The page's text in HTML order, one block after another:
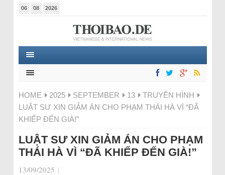
06 08 2026
HOME 2025 SEPTEMBER 13
TRUYỀN HÌNH
LUẬT SƯ XIN GIẢM ÁN CHO PHẠM THÁI HÀ VÌ “ĐÃ
KHIẾP ĐẾN GIÀ!”
LUẬT SƯ XIN GIẢM ÁN CHO PHẠM
THÁI HÀ VÌ “ĐÃ KHIẾP ĐẾN GIÀ!”
13/09/2025 |